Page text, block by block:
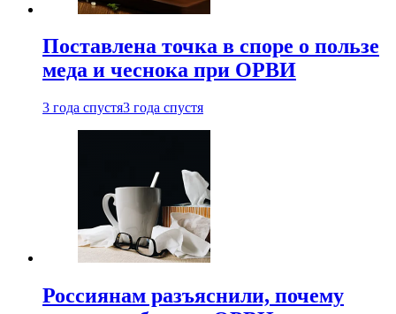
Поставлена точка в споре о пользе
меда и чеснока при ОРВИ
3 года спустя3 года спустя
Россиянам разъяснили, почему